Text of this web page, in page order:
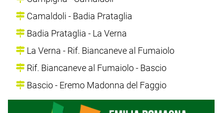
Camaldoli - Badia Prataglia
Badia Prataglia - La Verna
La Verna - Rif. Biancaneve al Fumaiolo
Rif. Biancaneve al Fumaiolo - Bascio
Bascio - Eremo Madonna del Faggio